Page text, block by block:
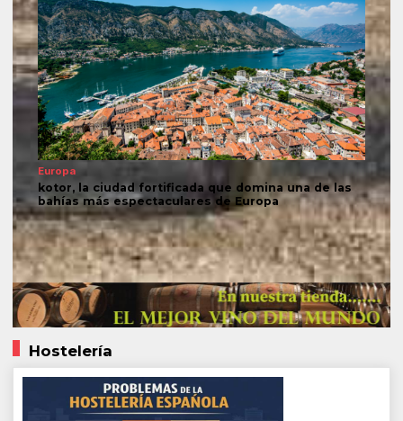
Europa
kotor, la ciudad fortificada que domina una de las
bahías más espectaculares de Europa
Hostelería